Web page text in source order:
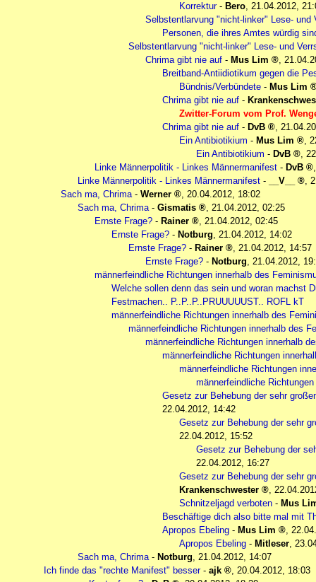
Korrektur- Bero, 21.04.2012,
Selbstentlarvung "nicht-linker" Lese- und
Personen, die ihres Amtes würdig
Selbstentlarvung "nicht-linker" Lese- und
Chrima gibt nie auf - Mus Lim ,
Breitband-Antiidiotikum gegen die
Bündnis/Verbündete - Mus Lim
Chrima gibt nie auf -
Zwitter-Forum vom Prof.
Chrima gibt nie auf - DvB ,
Ein Antibiotikium - Mus Lim ,
Ein Antibiotikium - DvB ,
Linke Männerpolitik - Linkes Männermanifest - DvB
Linke Männerpolitik - Linkes Männermanifest - __V__ ,
Sach ma, Chrima- Werner , 20.04.2012, 18:02
Sach ma, Chrima- Gismatis , 21.04.2012, 02:25
Ernste Frage? - Rainer , 21.04.2012, 02:45
Ernste Frage? - Notburg, 21.04.2012, 14:02
Ernste Frage? - Rainer , 21.04.2012, 14:57
Ernste Frage? - Notburg, 21.04.2012,
männerfeindliche Richtungen innerhalb des
Welche sollen denn das sein und woran machst
Festmachen.. P..P..P..PRUUUUUST.. ROFL kT
männerfeindliche Richtungen innerhalb des
männerfeindliche Richtungen innerhalb des
männerfeindliche Richtungen innerhalb
männerfeindliche Richtungen
männerfeindliche Richtungen
männerfeindliche
Gesetz zur Behebung der sehr
22.04.2012, 14:42
Gesetz zur Behebung der sehr
22.04.2012, 15:52
Gesetz zur Behebung der
22.04.2012, 16:27
Gesetz zur Behebung der sehr
Krankenschwester
,
Schnitzeljagd verboten - Mus
Beschäftige dich also bitte mal mit
Apropos Ebeling - Mus Lim ,
Apropos Ebeling - Mitleser,
Sach ma, Chrima- Notburg, 21.04.2012, 14:07
Ich finde das "rechte Manifest" besser- ajk , 20.04.2012, 18:03